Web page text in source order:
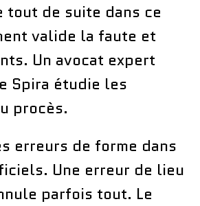
tout de suite dans ce
valide la faute et
Un avocat expert
Spira étudie les
procès.
erreurs de forme dans
Une erreur de lieu
parfois tout. Le